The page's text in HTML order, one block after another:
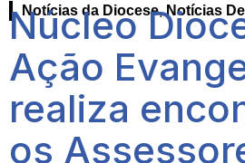
Notícias da Diocese,Notícias
Núcleo
Ação
realiza
os